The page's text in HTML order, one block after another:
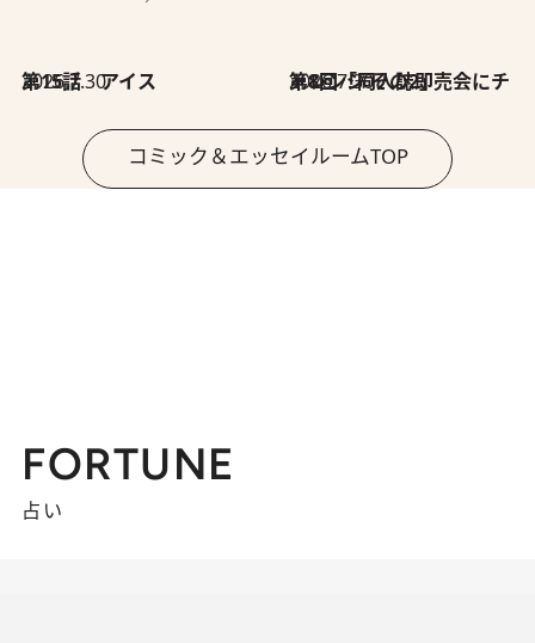
2026.7.30
第15話 アイス 2026.7.30
第8回「同人誌即売会にチャレンジ その2」
コミック＆エッセイルームTOP
FORTUNE
占い